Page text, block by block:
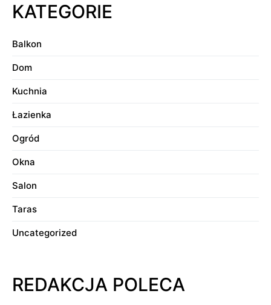
KATEGORIE
Balkon
Dom
Kuchnia
Łazienka
Ogród
Okna
Salon
Taras
Uncategorized
REDAKCJA POLECA